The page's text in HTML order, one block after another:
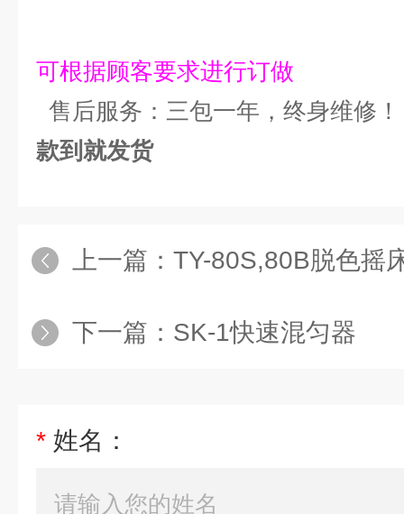
可根据顾客要求进行订做
售后服务：三包一年，终身维修！
款到就发货
上一篇： TY-80S,80B脱色摇
下一篇： SK-1快速混匀器
* 姓名：